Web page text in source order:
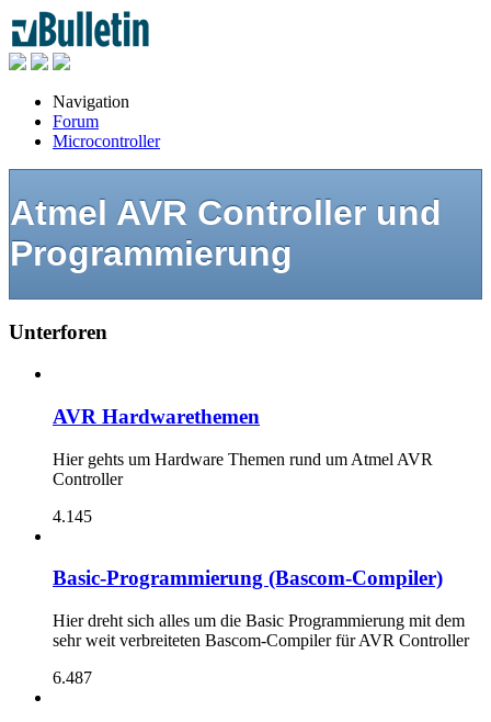
Navigation
Forum
Microcontroller
Atmel AVR Controller und
Programmierung
Unterforen
AVR Hardwarethemen
Hier gehts um Hardware Themen rund um Atmel AVR
Controller
4.145
Basic-Programmierung (Bascom-Compiler)
Hier dreht sich alles um die Basic Programmierung mit dem
sehr weit verbreiteten Bascom-Compiler für AVR Controller
6.487